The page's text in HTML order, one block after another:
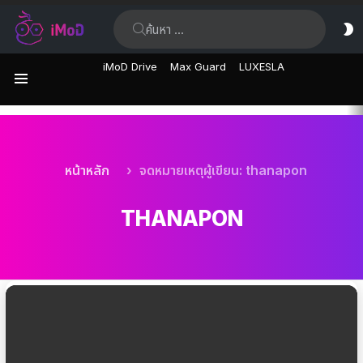
iMoD Drive Max Guard LUXESLA
หน้าหลัก จดหมายเหตุผู้เขียน: thanapon
THANAPON
เรื่อง